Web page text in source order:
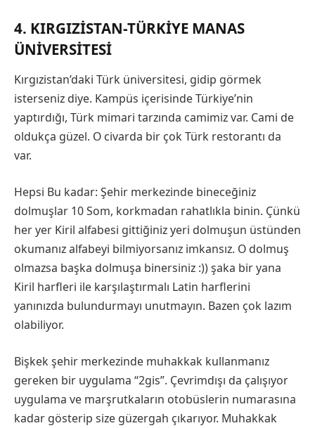
4. KIRGIZISTAN-TÜRKIYE MANAS
ÜNIVERSITESI
Kırgızistan’daki Türk üniversitesi, gidip görmek
isterseniz diye. Kampüs içerisinde Türkiye’nin
yaptırdığı, Türk mimari tarzında camimiz var. Cami de
oldukça güzel. O civarda bir çok Türk restorantı da
var.
Hepsi Bu kadar: Şehir merkezinde bineceğiniz
dolmuşlar 10 Som, korkmadan rahatlıkla binin. Çünkü
her yer Kiril alfabesi gittiğiniz yeri dolmuşun üstünden
okumanız alfabeyi bilmiyorsanız imkansız. O dolmuş
olmazsa başka dolmuşa binersiniz :)) şaka bir yana
Kiril harfleri ile karşılaştırmalı Latin harflerini
yanınızda bulundurmayı unutmayın. Bazen çok lazım
olabiliyor.
Bişkek şehir merkezinde muhakkak kullanmanız
gereken bir uygulama “2gis”. Çevrimdışı da çalışıyor
uygulama ve marşrutkaların otobüslerin numarasına
kadar gösterip size güzergah çıkarıyor. Muhakkak